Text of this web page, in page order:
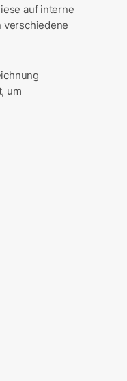
auf interne
verschiedene
um